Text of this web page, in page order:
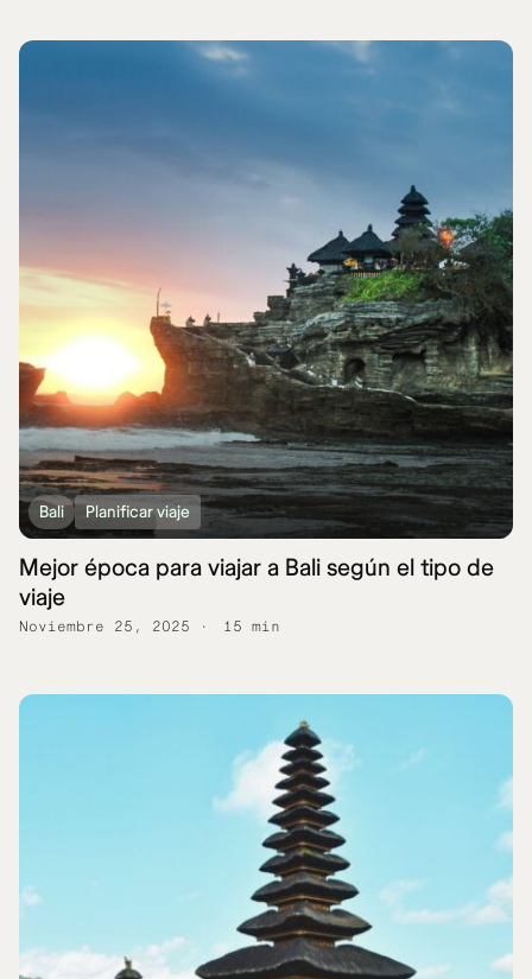
Bali Planificar viaje
Mejor época para viajar a Bali según el tipo de
viaje
Noviembre 25, 2025 15 min